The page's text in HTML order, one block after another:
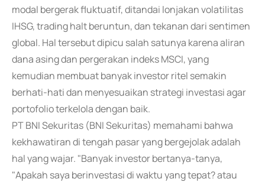
modal bergerak fluktuatif, ditandai lonjakan volatilitas
IHSG, trading halt beruntun, dan tekanan dari sentimen
global. Hal tersebut dipicu salah satunya karena aliran
dana asing dan pergerakan indeks MSCI, yang
kemudian membuat banyak investor ritel semakin
berhati-hati dan menyesuaikan strategi investasi agar
portofolio terkelola dengan baik.
PT BNI Sekuritas (BNI Sekuritas) memahami bahwa
kekhawatiran di tengah pasar yang bergejolak adalah
hal yang wajar. "Banyak investor bertanya-tanya,
"Apakah saya berinvestasi di waktu yang tepat? atau